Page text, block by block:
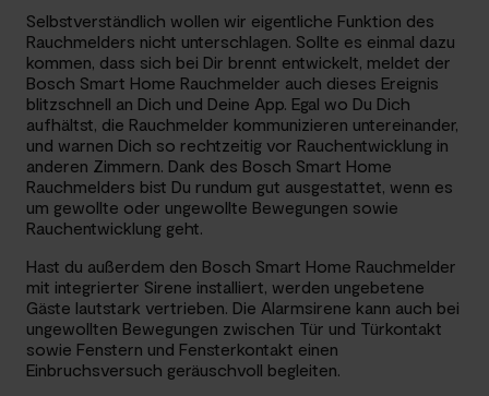
Selbstverständlich wollen wir eigentliche Funktion des
Rauchmelders nicht unterschlagen. Sollte es einmal dazu
kommen, dass sich bei Dir brennt entwickelt, meldet der
Bosch Smart Home Rauchmelder auch dieses Ereignis
blitzschnell an Dich und Deine App. Egal wo Du Dich
aufhältst, die Rauchmelder kommunizieren untereinander,
und warnen Dich so rechtzeitig vor Rauchentwicklung in
anderen Zimmern. Dank des Bosch Smart Home
Rauchmelders bist Du rundum gut ausgestattet, wenn es
um gewollte oder ungewollte Bewegungen sowie
Rauchentwicklung geht.
Hast du außerdem den Bosch Smart Home Rauchmelder
mit integrierter Sirene installiert, werden ungebetene
Gäste lautstark vertrieben. Die Alarmsirene kann auch bei
ungewollten Bewegungen zwischen Tür und Türkontakt
sowie Fenstern und Fensterkontakt einen
Einbruchsversuch geräuschvoll begleiten.